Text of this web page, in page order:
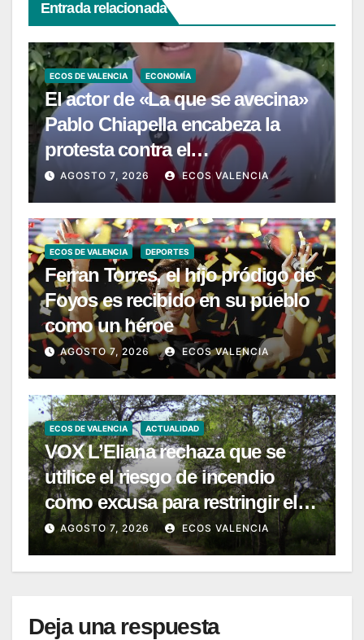
Entrada relacionada
ECOS DE VALENCIA ECONOMÍA
El actor de «La que se avecina»
Pablo Chiapella encabeza la
protesta contra el
macrovertedero que se quiere
instalar en Zarra
AGOSTO 7, 2026 ECOS VALENCIA
ECOS DE VALENCIA DEPORTES
Ferran Torres, el hijo pródigo de
Foyos es recibido en su pueblo
como un héroe
AGOSTO 7, 2026 ECOS VALENCIA
ECOS DE VALENCIA ACTUALIDAD
VOX L’Eliana rechaza que se
utilice el riesgo de incendio
como excusa para restringir el
acceso a La Vallesa
AGOSTO 7, 2026 ECOS VALENCIA
Deja una respuesta